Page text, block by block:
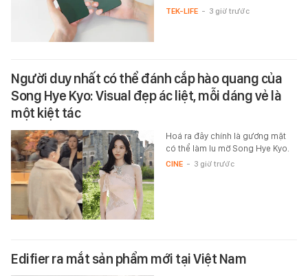
TEK-LIFE - 3 giờ trước
Người duy nhất có thể đánh cắp hào quang của
Song Hye Kyo: Visual đẹp ác liệt, mỗi dáng vẻ là
một kiệt tác
Hoá ra đây chính là gương mặt
có thể làm lu mờ Song Hye Kyo.
CINE - 3 giờ trước
Edifier ra mắt sản phẩm mới tại Việt Nam